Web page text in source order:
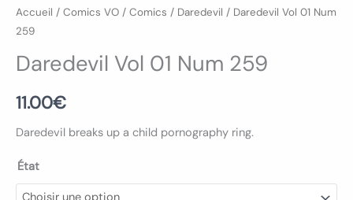
Accueil / Comics VO / Comics / Daredevil / Daredevil Vol 01 Num
259
Daredevil Vol 01 Num 259
11.00€
Daredevil breaks up a child pornography ring.
État